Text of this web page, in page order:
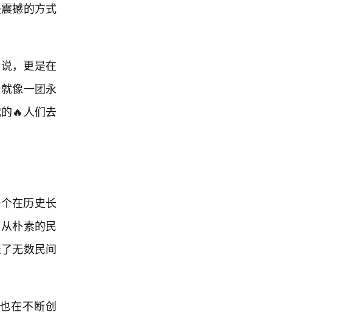
撼的方式
，更是在
像一团永
🔥人们去
在历史长
朴素的民
无数民间
在不断创